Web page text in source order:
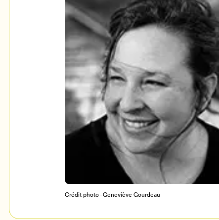
Crédit photo - Geneviève Gourdeau